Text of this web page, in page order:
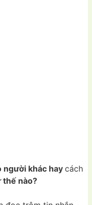
người khác hay cách
thế nào?